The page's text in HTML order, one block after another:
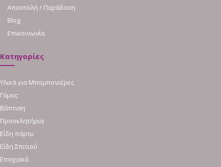
Αποστολή / Παράδοση
Blog
Επικοινωνία
Κατηγορίες
Υλικά για Μπομπονιέρες
Γάμος
Βάπτιση
Προσκλητήρια
Είδη πάρτυ
Είδη Σπιτιού
Εποχιακά